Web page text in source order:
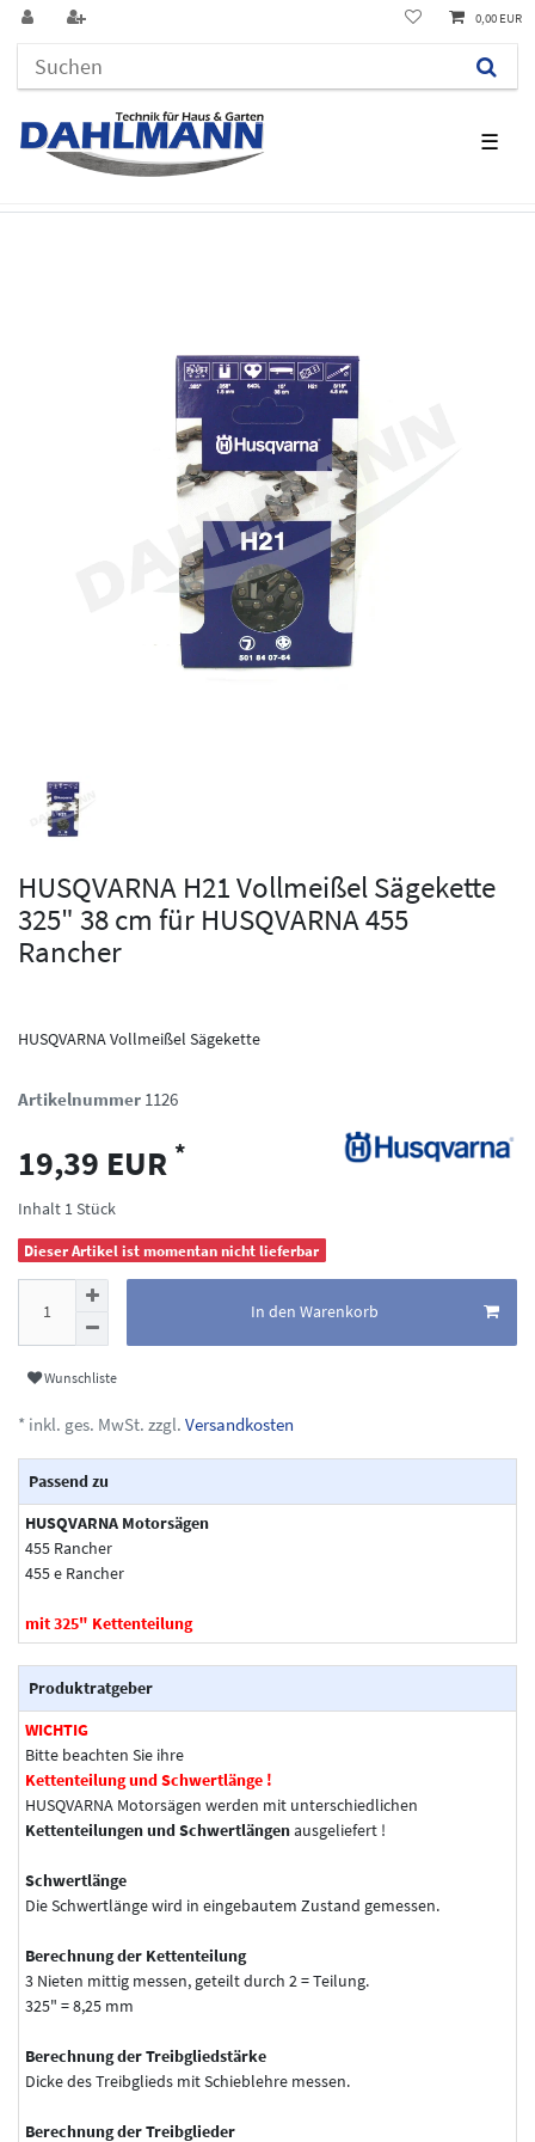
☰
0,00 EUR
HUSQVARNA H21 Vollmeißel Sägekette
325" 38 cm für HUSQVARNA 455
Rancher
HUSQVARNA Vollmeißel Sägekette
Artikelnummer 1126
19,39 EUR *
Inhalt 1 Stück
Dieser Artikel ist momentan nicht lieferbar
In den Warenkorb
Wunschliste
* inkl. ges. MwSt. zzgl. Versandkosten
Passend zu
HUSQVARNA Motorsägen
455 Rancher
455 e Rancher
mit 325" Kettenteilung
Produktratgeber
WICHTIG
Bitte beachten Sie ihre
Kettenteilung und Schwertlänge !
HUSQVARNA Motorsägen werden mit unterschiedlichen
Kettenteilungen und Schwertlängenausgeliefert !
Schwertlänge
Die Schwertlänge wird in eingebautem Zustand gemessen.
Berechnung der Kettenteilung
3 Nieten mittig messen, geteilt durch 2 = Teilung.
325" = 8,25 mm
Berechnung der Treibgliedstärke
Dicke des Treibglieds mit Schieblehre messen.
Berechnung der Treibglieder